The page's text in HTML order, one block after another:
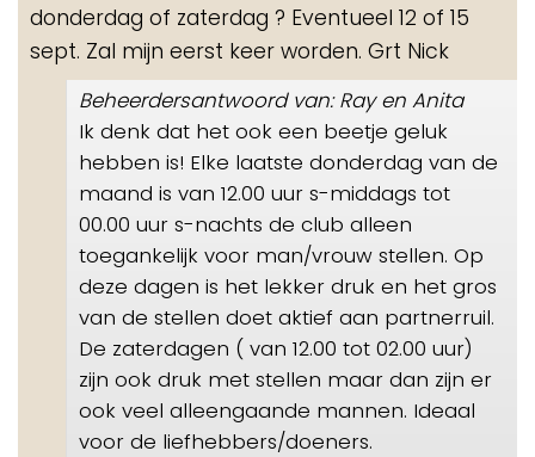
donderdag of zaterdag ? Eventueel 12 of 15
sept. Zal mijn eerst keer worden. Grt Nick
Beheerdersantwoord van: Ray en Anita
Ik denk dat het ook een beetje geluk
hebben is! Elke laatste donderdag van de
maand is van 12.00 uur s-middags tot
00.00 uur s-nachts de club alleen
toegankelijk voor man/vrouw stellen. Op
deze dagen is het lekker druk en het gros
van de stellen doet aktief aan partnerruil.
De zaterdagen ( van 12.00 tot 02.00 uur)
zijn ook druk met stellen maar dan zijn er
ook veel alleengaande mannen. Ideaal
voor de liefhebbers/doeners.